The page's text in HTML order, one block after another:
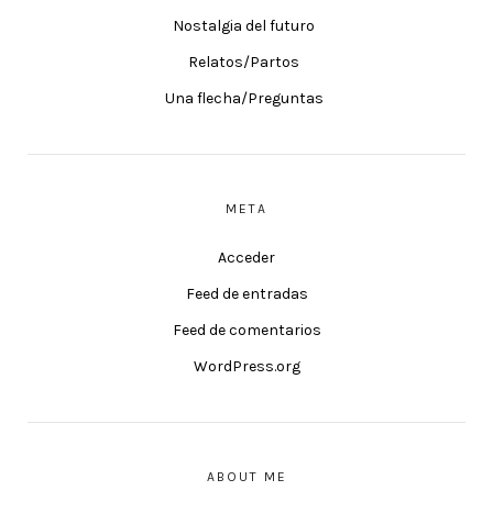
Nostalgia del futuro
Relatos/Partos
Una flecha/Preguntas
META
Acceder
Feed de entradas
Feed de comentarios
WordPress.org
ABOUT ME